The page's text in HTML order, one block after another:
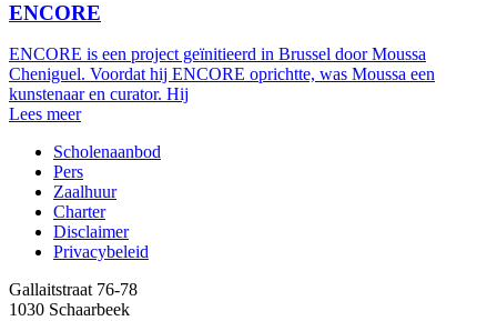
ENCORE
ENCORE is een project geïnitieerd in Brussel door Moussa
Cheniguel. Voordat hij ENCORE oprichtte, was Moussa een
kunstenaar en curator. Hij
Lees meer
Footer
Scholenaanbod
Pers
Zaalhuur
Charter
Disclaimer
Privacybeleid
Gallaitstraat 76-78
1030 Schaarbeek